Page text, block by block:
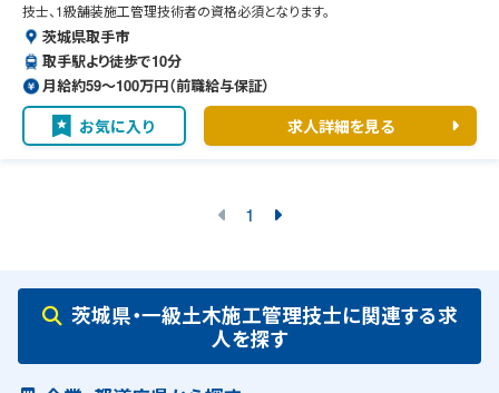
技士、1級舗装施工管理技術者の資格必須となります。
茨城県取手市
取手駅より徒歩で10分
月給約59〜100万円（前職給与保証）
お気に入り 求人詳細を見る
1
茨城県・一級土木施工管理技士に関連する求
人を探す